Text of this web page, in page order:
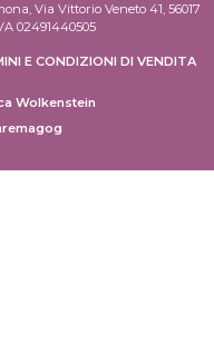
Via Vittorio Veneto 41, 56017
02491440505
E CONDIZIONI DI VENDITA
Wolkenstein